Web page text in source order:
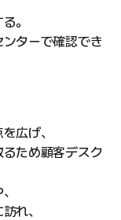
。
ターで確認でき
広げ、
ため顧客デスク
れ、